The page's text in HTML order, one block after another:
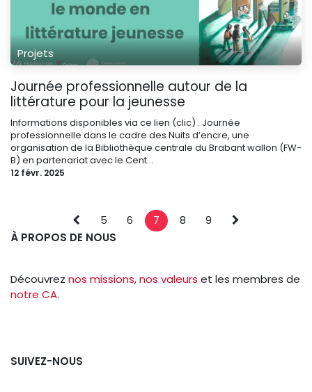
Projets
Journée professionnelle autour de la
littérature pour la jeunesse
Informations disponibles via ce lien (clic) . Journée
professionnelle dans le cadre des Nuits d’encre, une
organisation de la Bibliothèque centrale du Brabant wallon (FW-
B) en partenariat avec le Cent...
12 févr. 2025
5 6 7 8
9
À PROPOS DE NOUS
Découvrez nos missions,nos valeurs et les membres de
notre CA.
SUIVEZ-NOUS